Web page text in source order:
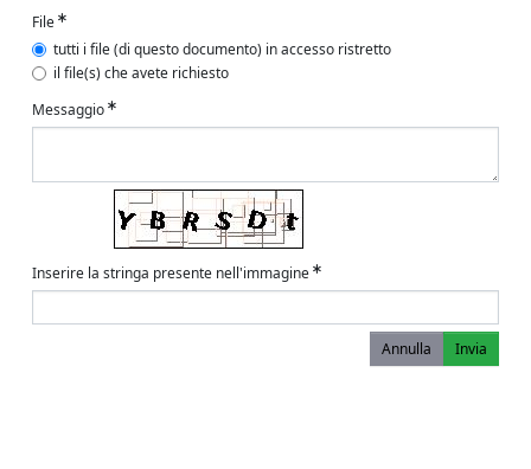
File
tutti i file (di questo documento) in accesso ristretto
il file(s) che avete richiesto
Messaggio
Inserire la stringa presente nell'immagine
Annulla Invia